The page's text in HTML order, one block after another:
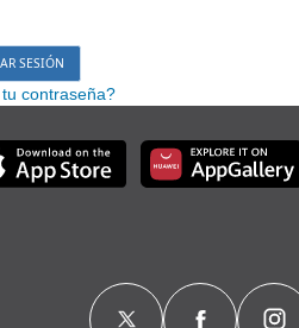
contraseña?